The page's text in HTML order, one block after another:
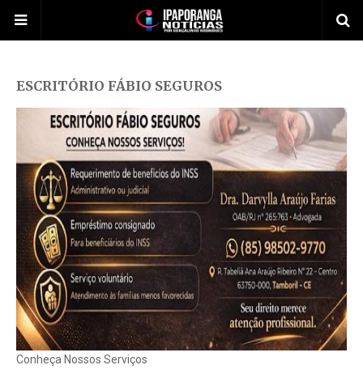
ESCRITÓRIO FÁBIO SEGUROS
Conheça Nossos Serviços